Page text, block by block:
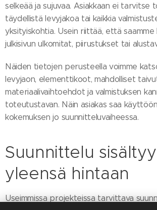
selkeää ja sujuvaa. Asiakkaan ei tarvitse
täydellistä levyjakoa tai kaikkia
yksityiskohtia. Usein riittää, että
julkisivun ulkomitat, piirustukset tai
Näiden tietojen perusteella voimme
levyjaon, elementtikoot, mahdolliset
materiaalivaihtoehdot ja valmistuksen
toteutustavan. Näin asiakas saa
kokemuksen jo suunnitteluvaiheessa.
Suunnittelu sisältyy
yleensä hintaan
Useimmissa projekteissa tarvittava